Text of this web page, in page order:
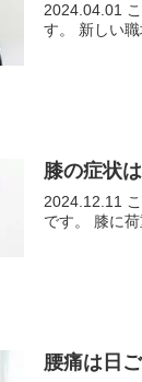
2024.04.01
す。 新しい
膝の症状
2024.12.11
です。 膝に
腰痛は日